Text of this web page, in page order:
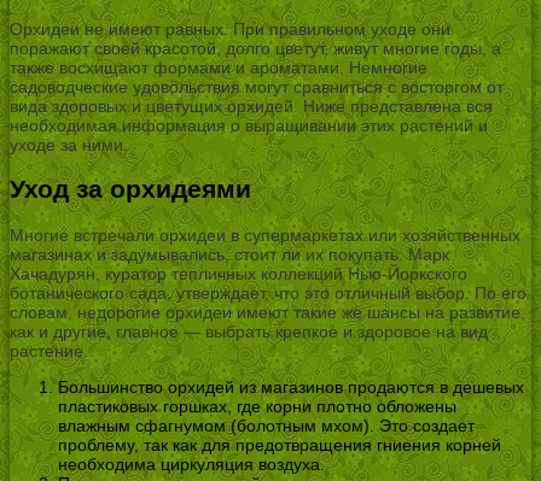
Орхидеи не имеют равных. При правильном уходе они
поражают своей красотой, долго цветут, живут многие годы, а
также восхищают формами и ароматами. Немногие
садоводческие удовольствия могут сравниться с восторгом от
вида здоровых и цветущих орхидей. Ниже представлена вся
необходимая информация о выращивании этих растений и
уходе за ними.
Уход за орхидеями
Многие встречали орхидеи в супермаркетах или хозяйственных
магазинах и задумывались, стоит ли их покупать. Марк
Хачадурян, куратор тепличных коллекций Нью-Йоркского
ботанического сада, утверждает, что это отличный выбор. По его
словам, недорогие орхидеи имеют такие же шансы на развитие,
как и другие, главное — выбрать крепкое и здоровое на вид
растение.
Большинство орхидей из магазинов продаются в дешевых
пластиковых горшках, где корни плотно обложены
влажным сфагнумом (болотным мхом). Это создает
проблему, так как для предотвращения гниения корней
необходима циркуляция воздуха.